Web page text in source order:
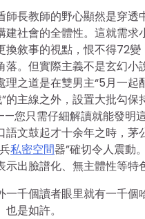
師長教師的野心顯然是穿透
建社會的全體性。這就需求
換敘事的視點，恨不得72
落。但實際主義不是玄幻小
理之道是在雙男主“5月一起
的主線之外，設置大批勾保
您只需仔細解讀就能發明
語文鼓起才十余年之時，茅
私密空間器”確切令人震動
示出臉譜化、無主體性等特
一千個讀者眼里就有一千個
也是如許。